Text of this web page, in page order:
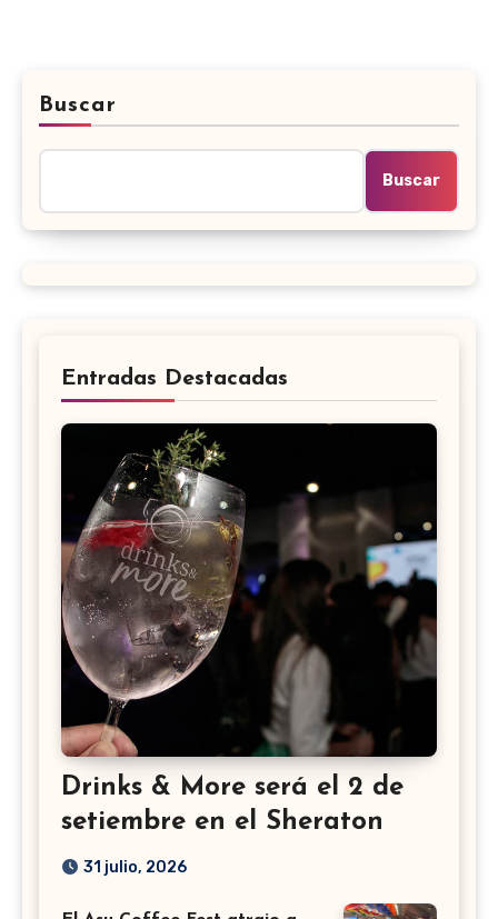
Buscar
Buscar
Entradas Destacadas
Drinks & More será el 2 de
setiembre en el Sheraton
31 julio, 2026